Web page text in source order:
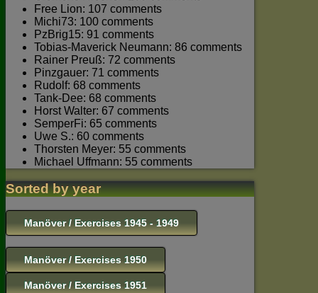
Free Lion: 107 comments
Michi73: 100 comments
PzBrig15: 91 comments
Tobias-Maverick Neumann: 86 comments
Rainer Preuß: 72 comments
Pinzgauer: 71 comments
Rudolf: 68 comments
Tank-Dee: 68 comments
Horst Walter: 67 comments
SemperFi: 65 comments
Uwe S.: 60 comments
Thorsten Meyer: 55 comments
Michael Uffmann: 55 comments
Sorted by year
Manöver / Exercises 1945 - 1949
Manöver / Exercises 1950
Manöver / Exercises 1951